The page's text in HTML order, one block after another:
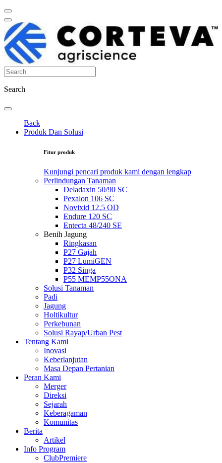
Search
Back
Produk Dan Solusi
Fitur produk
Kunjungi pencari produk kami dengan lengkap
Perlindungan Tanaman
Deladaxin 50/90 SC
Pexalon 106 SC
Novixid 12,5 OD
Endure 120 SC
Entecta 48/240 SE
Benih Jagung
Ringkasan
P27 Gajah
P27 LumiGEN
P32 Singa
P55 MEMP55ONA
Solusi Tanaman
Padi
Jagung
Holtikultur
Perkebunan
Solusi Rayap/Urban Pest
Tentang Kami
Inovasi
Keberlanjutan
Masa Depan Pertanian
Peran Kami
Merger
Direksi
Sejarah
Keberagaman
Komunitas
Berita
Artikel
Info Program
ClubPremiere